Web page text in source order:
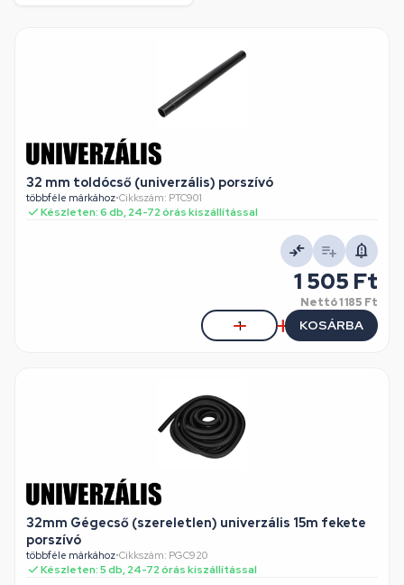
32 mm toldócső (univerzális) porszívó
többféle márkához•Cikkszám: PTC901
Készleten: 6 db, 24-72 órás kiszállítással
1 505 Ft
Nettó1 185 Ft
KOSÁRBA
32mm Gégecső (szereletlen) univerzális 15m fekete
porszívó
többféle márkához•Cikkszám: PGC920
Készleten: 5 db, 24-72 órás kiszállítással